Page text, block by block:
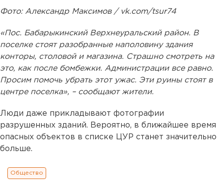
Фото: Александр Максимов / vk.com/tsur74
«Пос. Бабарыкинский Верхнеуральский район. В
поселке стоят разобранные наполовину здания
конторы, столовой и магазина. Страшно смотреть на
это, как после бомбежки. Администрации все равно.
Просим помочь убрать этот ужас. Эти руины стоят в
центре поселка», – сообщают жители.
Люди даже прикладывают фотографии
разрушенных зданий. Вероятно, в ближайшее время
опасных объектов в списке ЦУР станет значительно
больше.
Общество